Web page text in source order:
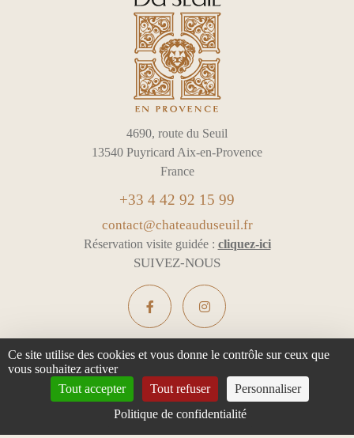
4690, route du Seuil
13540 Puyricard Aix-en-Provence
France
+33 4 42 92 15 99
contact@chateauduseuil.fr
Réservation visite guidée : cliquez-ici
SUIVEZ-NOUS
L'ABUS D'ALCOOL EST DANGEREUX POUR LA SANTÉ -
À CONSOMMER AVEC MODÉRATION
Ce site utilise des cookies et vous donne le contrôle sur ceux que
vous souhaitez activer
Tout accepter
Tout refuser
Personnaliser
Politique de confidentialité